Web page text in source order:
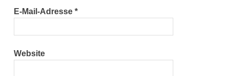
E-Mail-Adresse*
Website